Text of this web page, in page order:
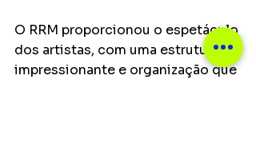
O RRM proporcionou o espetáculo
dos artistas, com uma estrutura
impressionante e organização que